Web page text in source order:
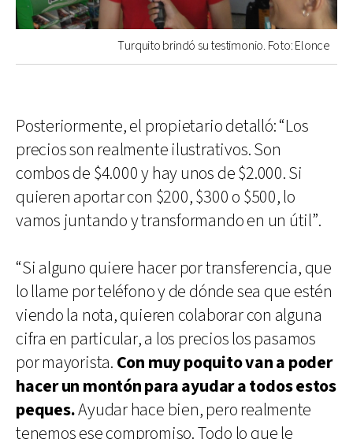
Turquito brindó su testimonio. Foto: Elonce
Posteriormente, el propietario detalló: “Los
precios son realmente ilustrativos. Son
combos de $4.000 y hay unos de $2.000. Si
quieren aportar con $200, $300 o $500, lo
vamos juntando y transformando en un útil”.
“Si alguno quiere hacer por transferencia, que
lo llame por teléfono y de dónde sea que estén
viendo la nota, quieren colaborar con alguna
cifra en particular, a los precios los pasamos
por mayorista. Con muy poquito van a poder
hacer un montón para ayudar a todos estos
peques.Ayudar hace bien, pero realmente
tenemos ese compromiso. Todo lo que le